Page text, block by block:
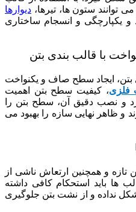
توانند ستون ها، تیرها، دیوارها
و یکپارچگی و انسجام ساختاری
با قالب بندی بتن
بتن، ایجاد سطح صاف و یکنواخت
فلزی، کیفیت سطح بتن اهمیت
و نصب دقیق آن، سطح بتن را
و ظاهر نهایی سازه را بهبود می
تازه و همچنین ارتعاش ناشی از
ها باید استحکام کافی داشته
شکل نداده و از نشت بتن جلوگیری